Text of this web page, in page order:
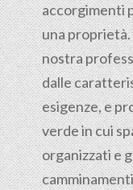
accorgimenti
una
nostra
dalle
esigenze, e
verde in cui
organizzati e